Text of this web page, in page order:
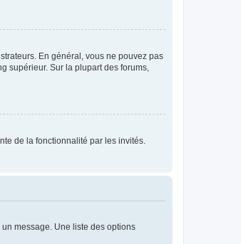
En général, vous ne pouvez pas
supérieur. Sur la plupart des forums,
de la fonctionnalité par les invités.
message. Une liste des options